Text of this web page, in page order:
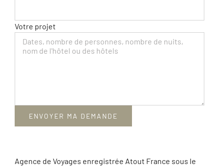
Votre projet
Agence de Voyages enregistrée Atout France sous le